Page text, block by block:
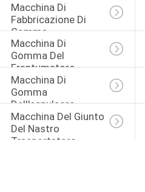
Macchina Di
Fabbricazione Di
Gomma
Macchina Di
Gomma Del
Frantumatore
Macchina Di
Gomma
Dell'espulsore
Dell'alimentazione
Fredda
Macchina Del Giunto
Del Nastro
Trasportatore